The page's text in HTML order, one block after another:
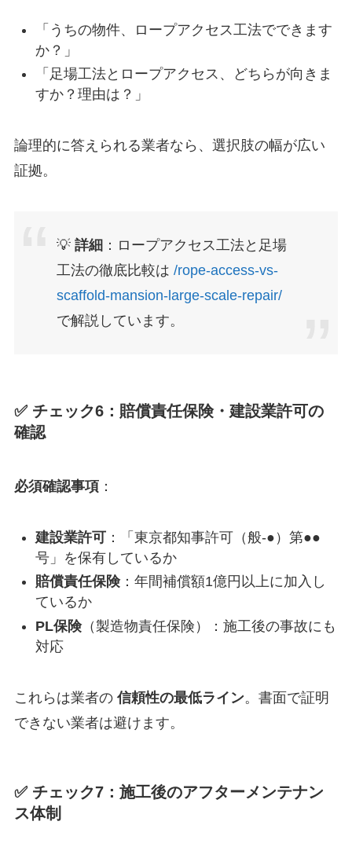
「うちの物件、ロープアクセス工法でできます
か？」
「足場工法とロープアクセス、どちらが向きま
すか？理由は？」
論理的に答えられる業者なら、選択肢の幅が広い
証拠。
💡 詳細：ロープアクセス工法と足場
工法の徹底比較は /rope-access-vs-
scaffold-mansion-large-scale-repair/
で解説しています。
✅ チェック6：賠償責任保険・建設業許可の
確認
必須確認事項：
建設業許可：「東京都知事許可（般-●）第●●
号」を保有しているか
賠償責任保険：年間補償額1億円以上に加入し
ているか
PL保険（製造物責任保険）：施工後の事故にも
対応
これらは業者の 信頼性の最低ライン。書面で証明
できない業者は避けます。
✅ チェック7：施工後のアフターメンテナン
ス体制